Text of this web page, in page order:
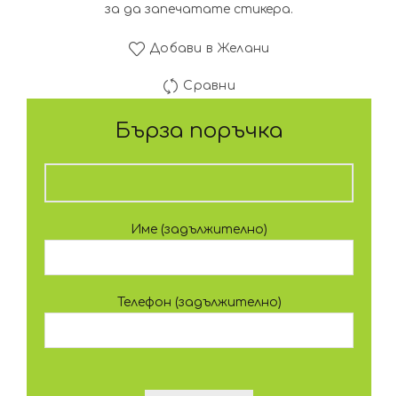
за да запечатате стикера.
Добави в Желани
Сравни
Бърза поръчка
Име (задължително)
Телефон (задължително)